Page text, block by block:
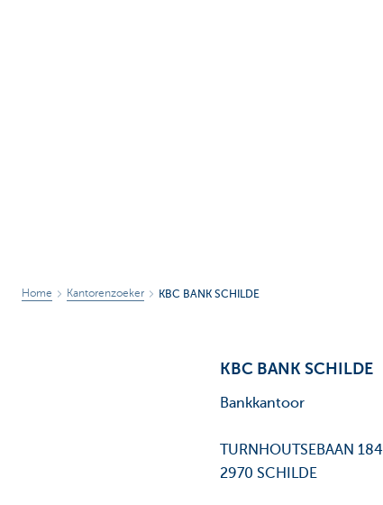
Home Kantorenzoeker KBC BANK SCHILDE
KBC BANK SCHILDE
Bankkantoor
TURNHOUTSEBAAN 184
2970 SCHILDE